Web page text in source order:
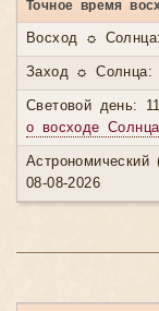
Точное время
Восход ☼
Заход ☼ Солнца:
Световой день:
о восходе Солнца
08-08-2026